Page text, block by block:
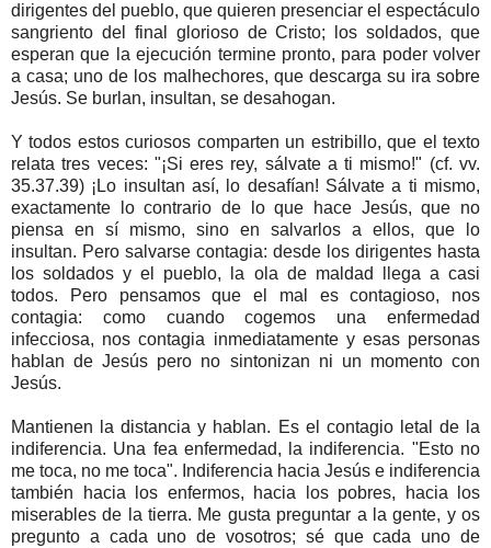
dirigentes del pueblo, que quieren presenciar el espectáculo
sangriento del final glorioso de Cristo; los soldados, que
esperan que la ejecución termine pronto, para poder volver
a casa; uno de los malhechores, que descarga su ira sobre
Jesús. Se burlan, insultan, se desahogan.
Y todos estos curiosos comparten un estribillo, que el texto
relata tres veces: "¡Si eres rey, sálvate a ti mismo!" (cf. vv.
35.37.39) ¡Lo insultan así, lo desafían! Sálvate a ti mismo,
exactamente lo contrario de lo que hace Jesús, que no
piensa en sí mismo, sino en salvarlos a ellos, que lo
insultan. Pero salvarse contagia: desde los dirigentes hasta
los soldados y el pueblo, la ola de maldad llega a casi
todos. Pero pensamos que el mal es contagioso, nos
contagia: como cuando cogemos una enfermedad
infecciosa, nos contagia inmediatamente y esas personas
hablan de Jesús pero no sintonizan ni un momento con
Jesús.
Mantienen la distancia y hablan. Es el contagio letal de la
indiferencia. Una fea enfermedad, la indiferencia. "Esto no
me toca, no me toca". Indiferencia hacia Jesús e indiferencia
también hacia los enfermos, hacia los pobres, hacia los
miserables de la tierra. Me gusta preguntar a la gente, y os
pregunto a cada uno de vosotros; sé que cada uno de